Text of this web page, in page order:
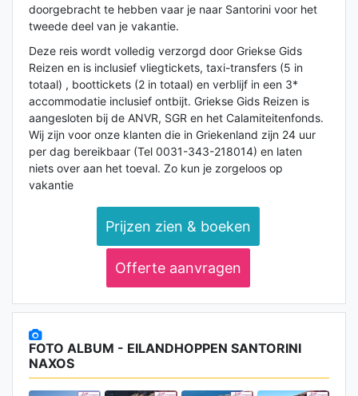
doorgebracht te hebben vaar je naar Santorini voor het
tweede deel van je vakantie.
Deze reis wordt volledig verzorgd door Griekse Gids
Reizen en is inclusief vliegtickets, taxi-transfers (5 in
totaal) , boottickets (2 in totaal) en verblijf in een 3*
accommodatie inclusief ontbijt. Griekse Gids Reizen is
aangesloten bij de ANVR, SGR en het Calamiteitenfonds.
Wij zijn voor onze klanten die in Griekenland zijn 24 uur
per dag bereikbaar (Tel 0031-343-218014) en laten
niets over aan het toeval. Zo kun je zorgeloos op
vakantie
Prijzen zien & boeken
Offerte aanvragen
FOTO ALBUM - EILANDHOPPEN SANTORINI
NAXOS